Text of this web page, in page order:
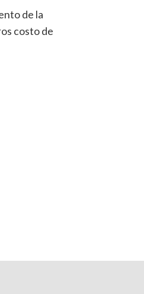
de la
costo de